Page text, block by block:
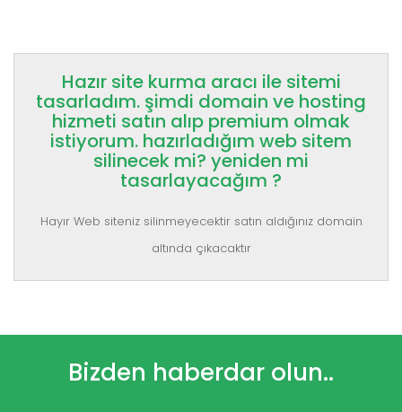
Hazır site kurma aracı ile sitemi
tasarladım. şimdi domain ve hosting
hizmeti satın alıp premium olmak
istiyorum. hazırladığım web sitem
silinecek mi? yeniden mi
tasarlayacağım ?
Hayır Web siteniz silinmeyecektir satın aldığınız domain
altında çıkacaktır
Bizden haberdar olun..